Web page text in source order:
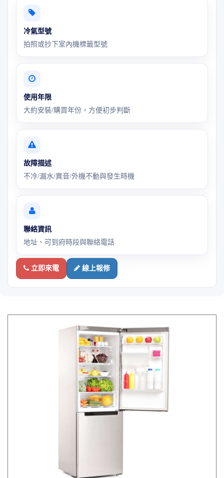
冷氣型號
拍照或抄下室內機標籤型號
使用年限
大約安裝/購買年份，方便初步判斷
故障描述
不冷/漏水/異音/外機不動與發生時機
聯絡資訊
地址、可到府時段與聯絡電話
立即來電 線上報修